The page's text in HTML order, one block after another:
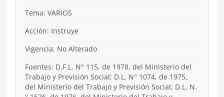
Tema: VARIOS
Acción: Instruye
Vigencia: No Alterado
Fuentes: D.F.L. N° 115, de 1978, del Ministerio del
Trabajo y Previsión Social; D.L. N° 1074, de 1975,
del Ministerio del Trabajo y Previsión Social; D.L. N.